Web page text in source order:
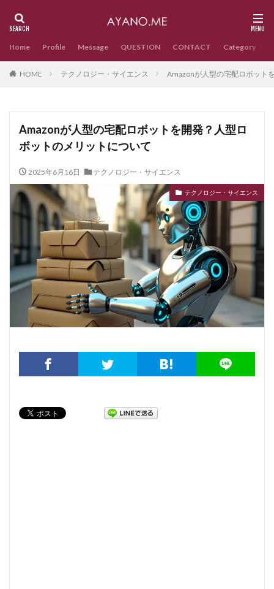
Home Profile Message QUESTION CONTACT Category
HOME テクノロジー・サイエンス Amazonが人型の宅配ロボット
Amazonが人型の宅配ロボットを開発？人型ロ
ボットのメリットについて
2025年6月16日 テクノロジー・サイエンス
テクノロジー・サイエンス